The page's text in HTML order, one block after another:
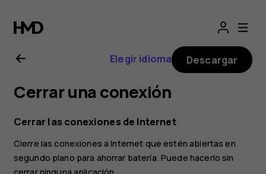
Guía
del
usuario
de
Nokia
Elegir idioma Descargar
Cerrar una conexión
Cerrar las conexiones de Internet
Cierre las conexiones a Internet que estén abiertas en
segundo plano para ahorrar batería. Puede hacerlo sin